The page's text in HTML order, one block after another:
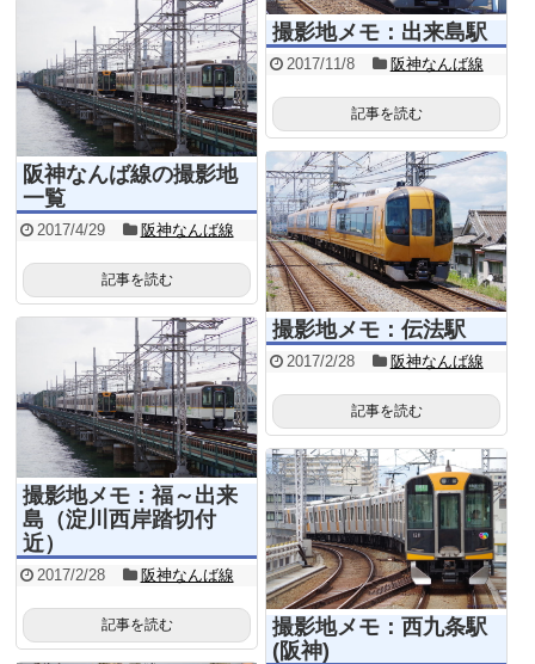
撮影地メモ：出来島駅
2017/11/8 阪神なんば線
記事を読む
阪神なんば線の撮影地
一覧
2017/4/29 阪神なんば線
記事を読む
撮影地メモ：伝法駅
2017/2/28 阪神なんば線
記事を読む
撮影地メモ：福～出来
島（淀川西岸踏切付
近）
2017/2/28 阪神なんば線
記事を読む
撮影地メモ：西九条駅
(阪神)